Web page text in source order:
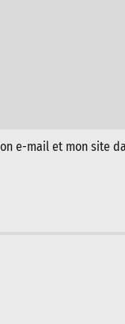
e-mail et mon site